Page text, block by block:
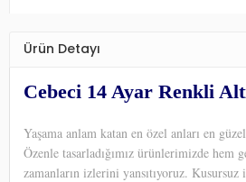
Ürün Detayı
Cebeci 14 Ayar Renkli
Yaşama anlam katan en özel anları en
Özenle tasarladığımız ürünlerimizde hem
zamanların izlerini yansıtıyoruz.